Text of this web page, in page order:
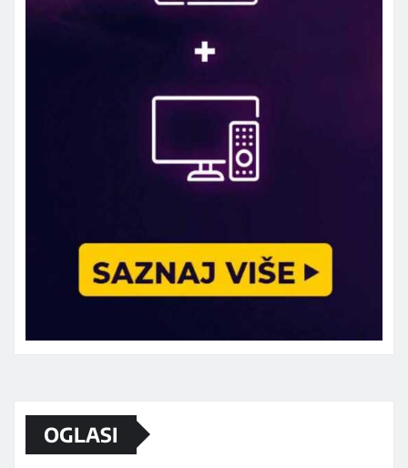
OGLASI
Od sada mali oglasi i na sajtu